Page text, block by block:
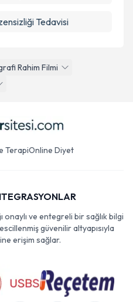
Rahim Filmi
Tedavisi
TerapiOnline Diyet
onaylı ve entegreli bir sağlık bilgi
güvenilir altyapısıyla
erişim sağlar.